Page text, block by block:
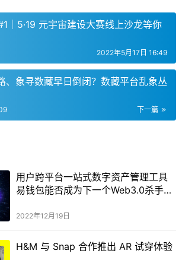
｜5·19 元宇宙建设大赛线上沙龙等你
2022年5月17日 16:49
、象寻数藏早日倒闭？数藏平台乱象丛
下一篇
用户跨平台一站式数字资产管理工具
易钱包能否成为下一个Web3.0杀手级
2022年12月19日
H&M 与 Snap 合作推出 AR 试穿体验